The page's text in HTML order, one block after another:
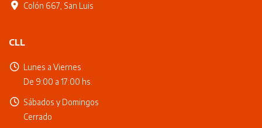
Colón 667, San Luis
CLL
Lunes a Viernes
De 9:00 a 17:00 hs.
Sábados y Domingos
Cerrado